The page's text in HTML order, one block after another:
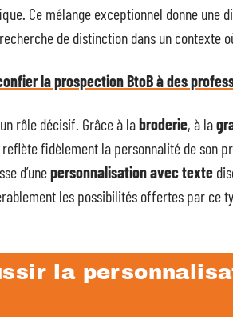
Ce mélange exceptionnel donne une
de distinction dans un contexte
la prospection BtoB à des
rôle décisif. Grâce à labroderie, à la
fidèlement la personnalité de son
d’unepersonnalisation avec texte
les possibilités offertes par ce
la